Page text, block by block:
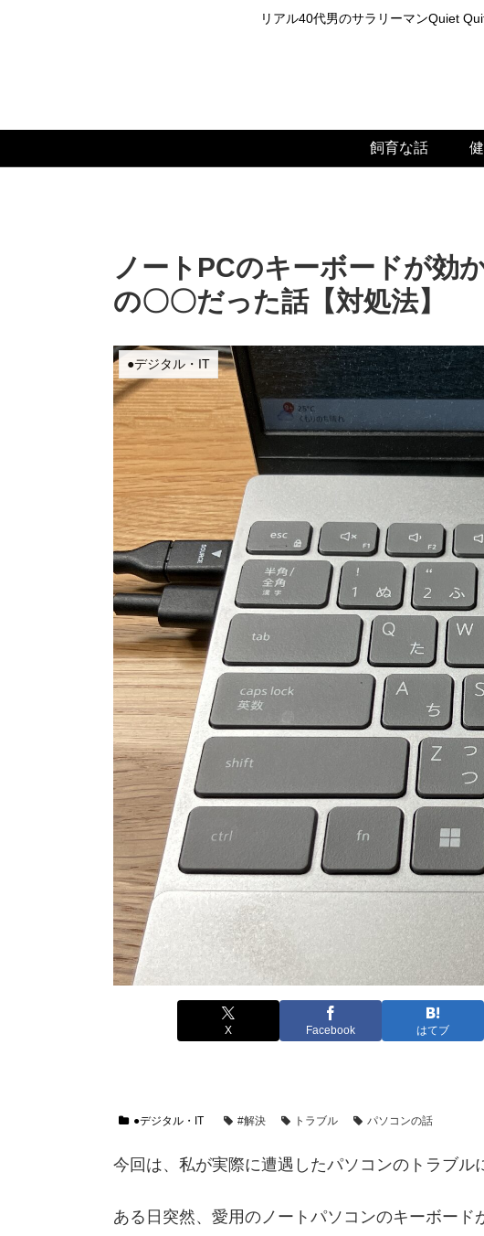
リアル40代男のサラリーマンQuiet
飼育な話
ノートPCのキーボードが効
の〇〇だった話【対処法】
●デジタル・IT
X Facebook はてブ
●デジタル・IT #解決 トラブル パソコンの話
今回は、私が実際に遭遇したパソコンのトラブル
ある日突然、愛用のノートパソコンのキーボード